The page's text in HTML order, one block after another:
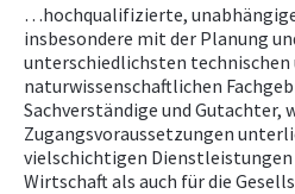
…hochqualifizierte,
insbesondere mit der Planung
unterschiedlichsten technischen
naturwissenschaftlichen
Sachverständige und Gutachter,
Zugangsvoraussetzungen
vielschichtigen Dienstleistungen
Wirtschaft als auch für die